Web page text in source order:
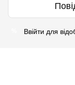
Ввійти для